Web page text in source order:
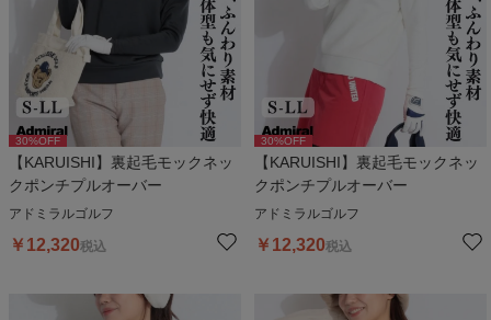
30%OFF
【KARUISHI】裏起毛モックネッ
クポンチプルオーバー
アドミラルゴルフ
￥ 12,320税込
30%OFF
【KARUISHI】裏起毛モックネッ
クポンチプルオーバー
アドミラルゴルフ
￥ 12,320税込